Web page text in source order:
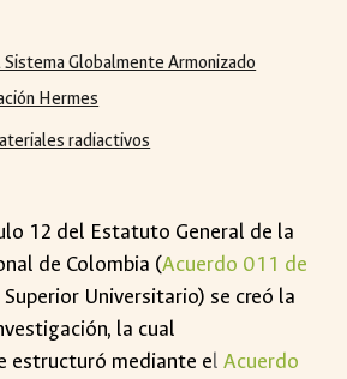
Globalmente Armonizado
Hermes
radiactivos
12 del Estatuto General de la
de Colombia (Acuerdo 011 de
Universitario) se creó la
, la cual
estructuró mediante elAcuerdo